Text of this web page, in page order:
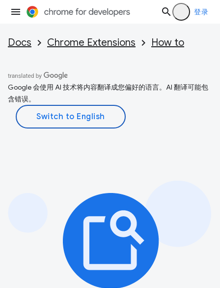
登录
Docs Chrome Extensions How to
Google 会使用 AI 技术将内容翻译成您偏好的语言。AI 翻译可能包
含错误。